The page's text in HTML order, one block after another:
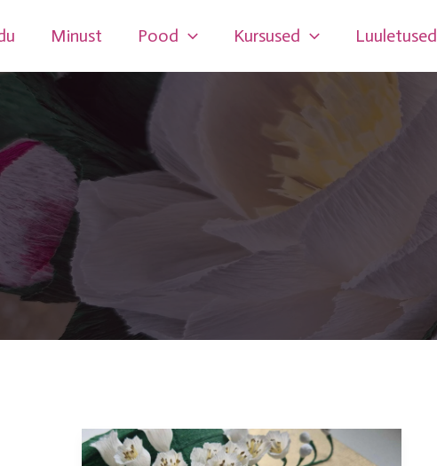
to
content
Minust Pood Kursused Luuletused